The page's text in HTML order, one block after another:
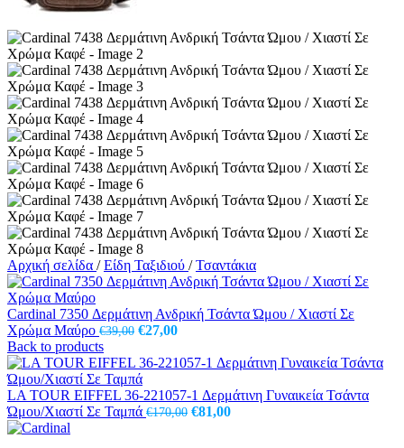
Αρχική σελίδα / Είδη Ταξιδιού / Τσαντάκια
Cardinal 7350 Δερμάτινη Ανδρική Τσάντα Ώμου / Χιαστί Σε
Χρώμα Μαύρο €39,00 Original
was:
€39,00.
€27,00Η
τιμή
€27,00.
Back to products
LA TOUR EIFFEL 36-221057-1 Δερμάτινη Γυναικεία Τσάντα
Ώμου/Χιαστί Σε Ταμπά €170,00 Original
€81,00Η